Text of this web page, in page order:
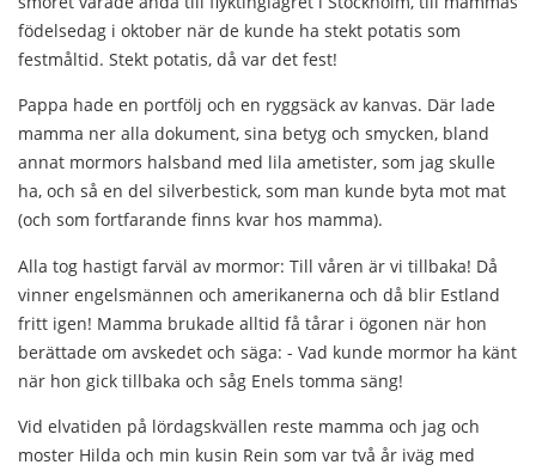
födelsedag i oktober när de kunde ha stekt potatis som
festmåltid. Stekt potatis, då var det fest!
Pappa hade en portfölj och en ryggsäck av kanvas. Där lade
mamma ner alla dokument, sina betyg och smycken, bland
annat mormors halsband med lila ametister, som jag skulle
ha, och så en del silverbestick, som man kunde byta mot mat
(och som fortfarande finns kvar hos mamma).
Alla tog hastigt farväl av mormor: Till våren är vi tillbaka! Då
vinner engelsmännen och amerikanerna och då blir Estland
fritt igen! Mamma brukade alltid få tårar i ögonen när hon
berättade om avskedet och säga: - Vad kunde mormor ha känt
när hon gick tillbaka och såg Enels tomma säng!
Vid elvatiden på lördagskvällen reste mamma och jag och
moster Hilda och min kusin Rein som var två år iväg med